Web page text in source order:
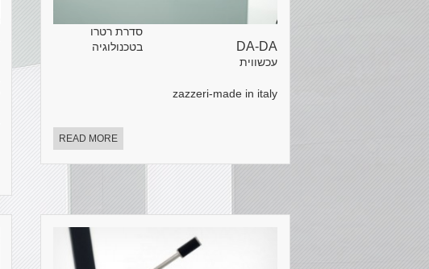
DA-DA
סדרת רטרו
בטכנולוגיה
עכשווית
zazzeri-made in italy
READ MORE